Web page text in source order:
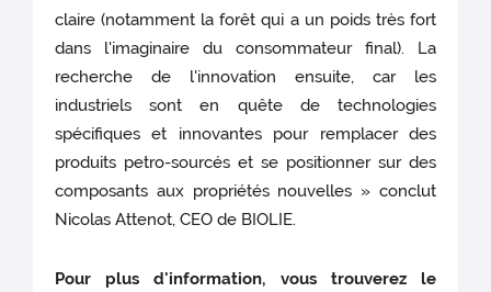
claire (notamment la forêt qui a un poids très fort
dans l'imaginaire du consommateur final). La
recherche de l'innovation ensuite, car les
industriels sont en quête de technologies
spécifiques et innovantes pour remplacer des
produits petro-sourcés et se positionner sur des
composants aux propriétés nouvelles » conclut
Nicolas Attenot, CEO de BIOLIE.
Pour plus d'information, vous trouverez le